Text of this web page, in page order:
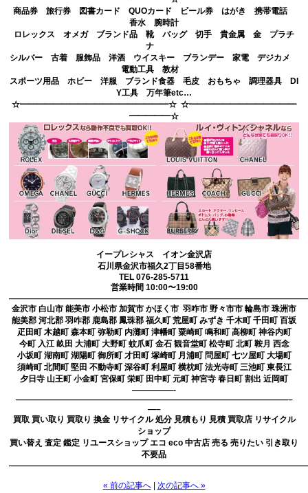
商品券 旅行券 図書カード QUOカード ビール券 はがき 携帯電話
香水 腕時計
ロレックス オメガ ブランド品 靴 バッグ 切手 貴金属 金 プラチ
ナ
シルバー 古着 服飾品 洋酒 ウイスキー ブランデー 家電 デジカメ
電動工具 教材
スポーツ用品 ホビー 洋服 ブランド食器 毛皮 おもちゃ 調理器具 DI
Y工具 万年筆etc…
☆━━━━━━━━━━━━━━━━━━☆ ☆━━━━━━━━━━━━━
━━━━━☆
イープレシャス イオン金沢店
石川県金沢市福久2丁目58番地
TEL 076-285-5711
営業時間 10:00〜19:00
金沢市 白山市 能美市 小松市 加賀市 かほく市 羽咋市 野々市市 輪島市 珠洲市
能美郡 河北郡 羽咋郡 鹿島郡 鳳珠郡 福久町 荒屋町 みずき 千木町 千田町 百坂
疋田町 木越町 森本町 弥勒町 内灘町 津幡町 粟崎町 鳴和町 高柳町 神谷内町
今町 入江 畝田 大浦町 大野町 蚊爪町 金石 観音堂町 松寺町 北町 鞍月 西念
小坂町 湖南町 湖陽町 御所町 才田町 塚崎町 月浦町 問屋町 七ツ屋町 大場町
須崎町 北間町 堅田 不動寺町 深谷町 利屋町 横枕町 法光寺町 三池町 東長江
夕日寺 山王町 小金町 宮保町 栄町 田中町 元町 神宮寺 春日町 割出 近岡町
—————-
—————————————————————————————————–
—–
買取 買い取り 買取り 換金 リサイクル 処分 見積もり 見積 買取店 リサイクル
ショップ
買い替え 査定 鑑定 リユースショップ エコ eco 中古店 売る 売りたい 引き取り
不要品
« 前の記事へ| 次の記事へ »